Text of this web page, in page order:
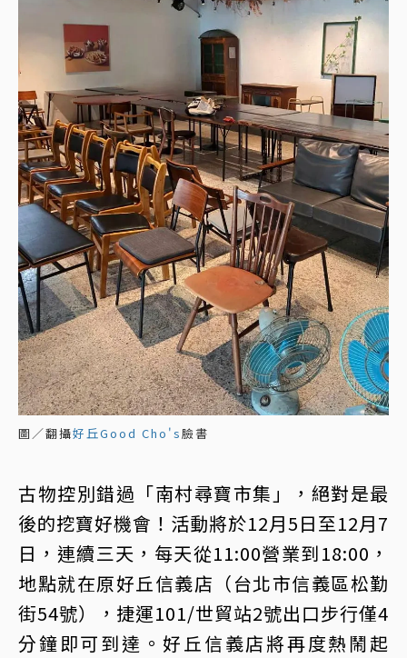
圖／翻攝好丘Good Cho's臉書
古物控別錯過「南村尋寶市集」，絕對是最
後的挖寶好機會！活動將於12月5日至12月7
日，連續三天，每天從11:00營業到18:00，
地點就在原好丘信義店（台北市信義區松勤
街54號），捷運101/世貿站2號出口步行僅4
分鐘即可到達。好丘信義店將再度熱鬧起